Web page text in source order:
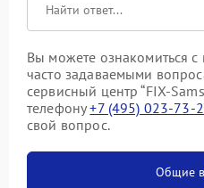
Вы можете ознакомиться
часто задаваемыми
сервисный центр “FIX-
телефону+7 (495) 023-73-
свой вопрос.
Общие